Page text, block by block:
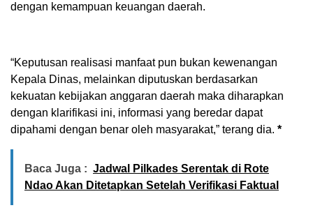
dengan kemampuan keuangan daerah.
“Keputusan realisasi manfaat pun bukan kewenangan
Kepala Dinas, melainkan diputuskan berdasarkan
kekuatan kebijakan anggaran daerah maka diharapkan
dengan klarifikasi ini, informasi yang beredar dapat
dipahami dengan benar oleh masyarakat,” terang dia. *
Baca Juga : Jadwal Pilkades Serentak di Rote
Ndao Akan Ditetapkan Setelah Verifikasi Faktual